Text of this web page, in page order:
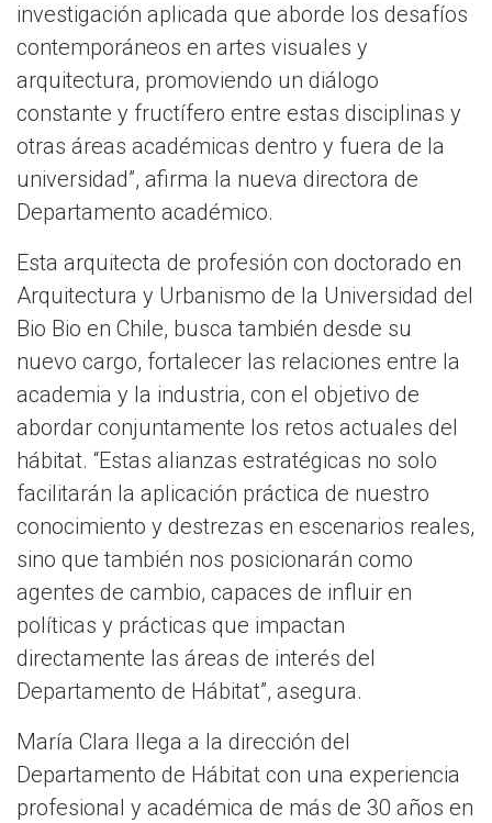
investigación aplicada que aborde los desafíos
contemporáneos en artes visuales y
arquitectura, promoviendo un diálogo
constante y fructífero entre estas disciplinas y
otras áreas académicas dentro y fuera de la
universidad”, afirma la nueva directora de
Departamento académico.
Esta arquitecta de profesión con doctorado en
Arquitectura y Urbanismo de la Universidad del
Bio Bio en Chile, busca también desde su
nuevo cargo, fortalecer las relaciones entre la
academia y la industria, con el objetivo de
abordar conjuntamente los retos actuales del
hábitat. “Estas alianzas estratégicas no solo
facilitarán la aplicación práctica de nuestro
conocimiento y destrezas en escenarios reales,
sino que también nos posicionarán como
agentes de cambio, capaces de influir en
políticas y prácticas que impactan
directamente las áreas de interés del
Departamento de Hábitat”, asegura.
María Clara llega a la dirección del
Departamento de Hábitat con una experiencia
profesional y académica de más de 30 años en